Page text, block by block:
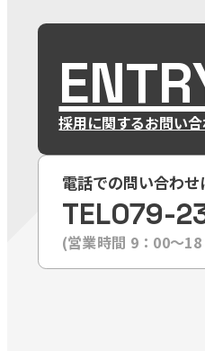
採用に関するお問い
電話での問い合わせ
TEL079-
(営業時間 9：00〜